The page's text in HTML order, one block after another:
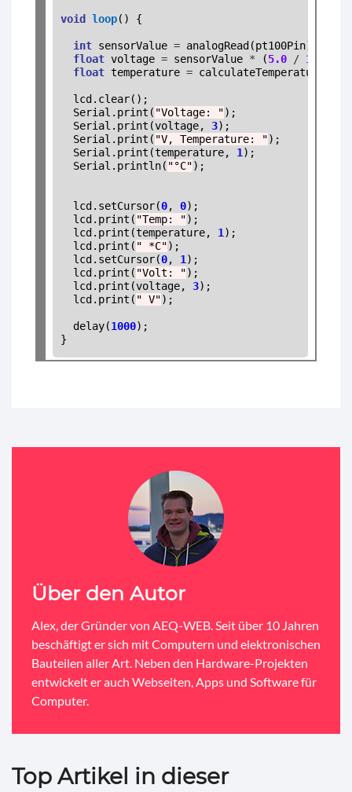
void loop() {
int sensorValue = analogRead(pt100Pin);
float voltage = sensorValue * (5.0 / 1023.0
float temperature =
  lcd.clear();
  Serial.print(
"Voltage: ");
  Serial.print(voltage,
3);
  Serial.print(
"V, Temperature: ");
  Serial.print(temperature,
1);
  Serial.println(
"°C");
  lcd.setCursor(
0, 0);
  lcd.print(
"Temp: ");
  lcd.print(temperature,
1);
  lcd.print(
" *C");
  lcd.setCursor(
0, 1);
  lcd.print(
"Volt: ");
  lcd.print(voltage,
3);
  lcd.print(
" V");
  delay(
1000);
Über den Autor
Alex, der Gründer von AEQ-WEB. Seit über 10 Jahren
beschäftigt er sich mit Computern und elektronischen
Bauteilen aller Art. Neben den Hardware-Projekten
entwickelt er auch Webseiten, Apps und Software für
Computer.
Top Artikel in dieser